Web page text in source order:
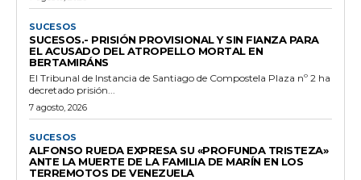
SUCESOS
SUCESOS.- PRISIÓN PROVISIONAL Y SIN FIANZA PARA
EL ACUSADO DEL ATROPELLO MORTAL EN
BERTAMIRÁNS
El Tribunal de Instancia de Santiago de Compostela Plaza nº 2 ha
decretado prisión...
7 agosto, 2026
SUCESOS
ALFONSO RUEDA EXPRESA SU «PROFUNDA TRISTEZA»
ANTE LA MUERTE DE LA FAMILIA DE MARÍN EN LOS
TERREMOTOS DE VENEZUELA